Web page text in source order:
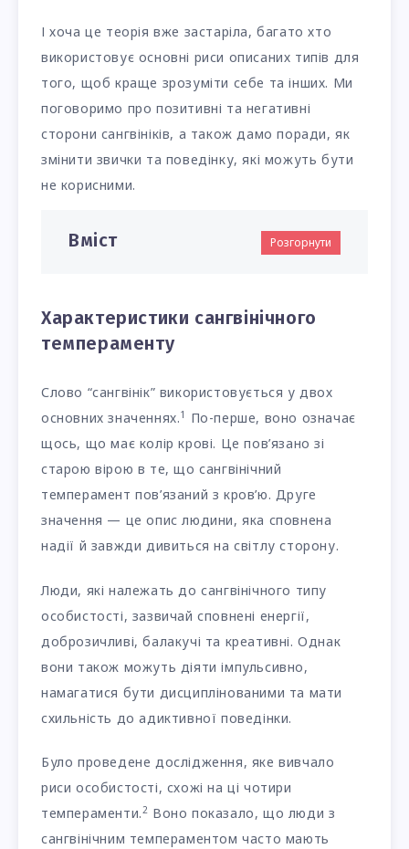
І хоча це теорія вже застаріла, багато хто
використовує основні риси описаних типів для
того, щоб краще зрозуміти себе та інших. Ми
поговоримо про позитивні та негативні
сторони сангвініків, а також дамо поради, як
змінити звички та поведінку, які можуть бути
не корисними.
Вміст Розгорнути
Характеристики сангвінічного
темпераменту
Слово “сангвінік” використовується у двох
основних значеннях.1
По-перше, воно означає
щось, що має колір крові. Це пов’язано зі
старою вірою в те, що сангвінічний
темперамент пов’язаний з кров’ю. Друге
значення — це опис людини, яка сповнена
надії й завжди дивиться на світлу сторону.
Люди, які належать до сангвінічного типу
особистості, зазвичай сповнені енергії,
доброзичливі, балакучі та креативні. Однак
вони також можуть діяти імпульсивно,
намагатися бути дисциплінованими та мати
схильність до адиктивної поведінки.
Було проведене дослідження, яке вивчало
риси особистості, схожі на ці чотири
темпераменти.2 Воно показало, що люди з
сангвінічним темпераментом часто мають